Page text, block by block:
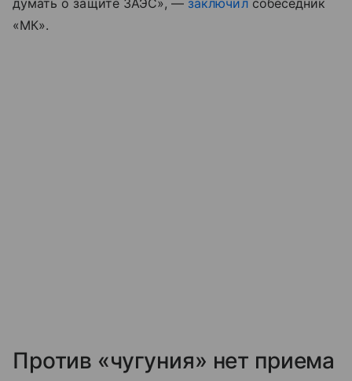
думать о защите ЗАЭС», — заключилсобеседник
«МК».
Против «чугуния» нет приема